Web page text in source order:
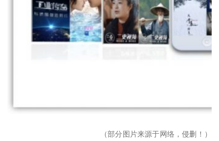
（部分图片来源于网络，侵删！）